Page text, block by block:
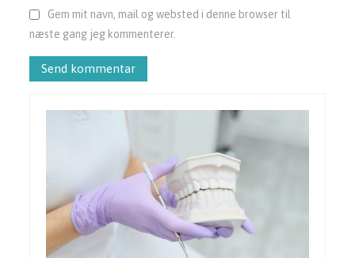
Gem mit navn, mail og websted i denne browser til
næste gang jeg kommenterer.